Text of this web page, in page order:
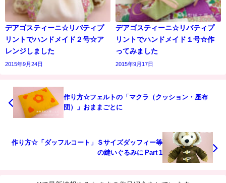
デアゴスティーニ☆リバティプ
リントでハンドメイド２号☆ア
レンジしました
2015年9月24日
デアゴスティーニ☆リバティプ
リントでハンドメイド１号☆作
ってみました
2015年9月17日
作り方☆フェルトの「マクラ（クッション・座布
団）」おままごとに
作り方☆「ダッフルコート」Ｓサイズダッフィー等
の縫いぐるみに Part 1